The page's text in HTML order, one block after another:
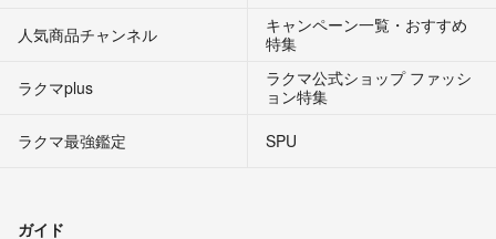
人気商品チャンネル
キャンペーン一覧・おすすめ
特集
ラクマplus
ラクマ公式ショップ ファッシ
ョン特集
ラクマ最強鑑定
SPU
ガイド